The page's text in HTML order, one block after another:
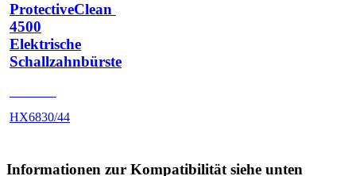
ProtectiveClean
4500
Elektrische
Schallzahnbürste
HX6830/44
Informationen zur Kompatibilität siehe unten